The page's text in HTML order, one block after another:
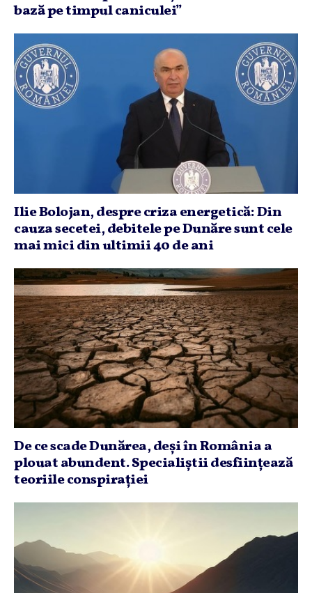
bază pe timpul caniculei”
Ilie Bolojan, despre criza energetică: Din
cauza secetei, debitele pe Dunăre sunt cele
mai mici din ultimii 40 de ani
De ce scade Dunărea, deşi în România a
plouat abundent. Specialiştii desfiinţează
teoriile conspiraţiei